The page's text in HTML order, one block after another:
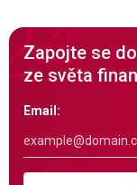
Zapojte se
ze světa
Email: